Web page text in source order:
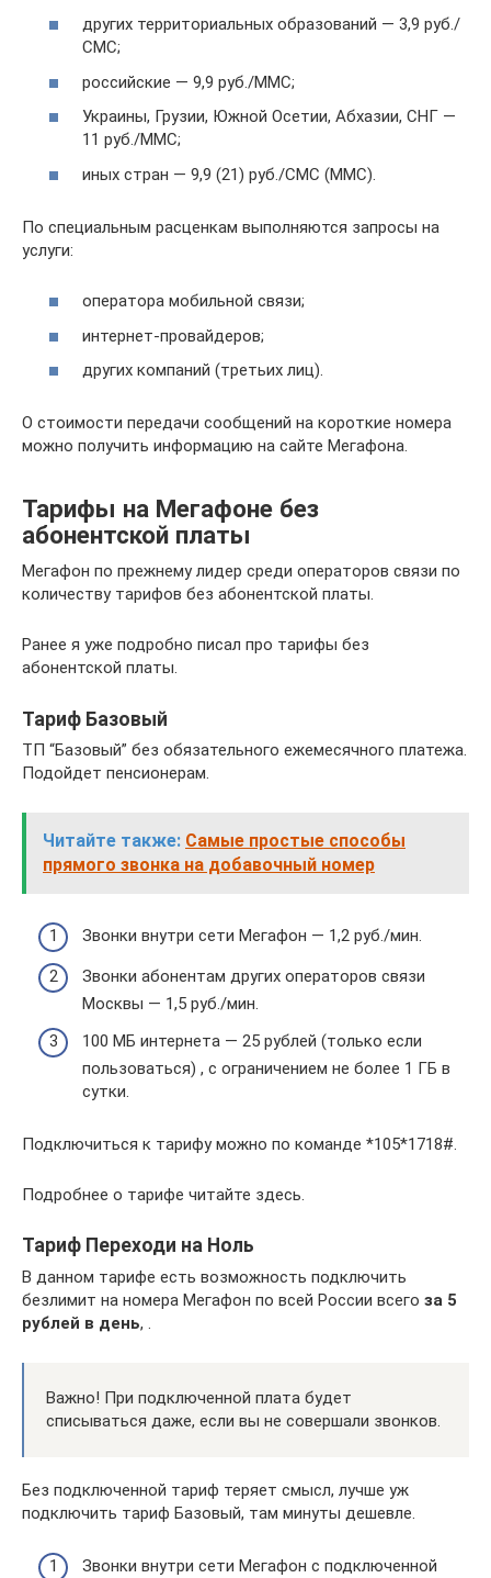
других территориальных образований — 3,9 руб./
СМС;
российские — 9,9 руб./ММС;
Украины, Грузии, Южной Осетии, Абхазии, СНГ —
11 руб./ММС;
иных стран — 9,9 (21) руб./СМС (ММС).
По специальным расценкам выполняются запросы на
услуги:
оператора мобильной связи;
интернет-провайдеров;
других компаний (третьих лиц).
О стоимости передачи сообщений на короткие номера
можно получить информацию на сайте Мегафона.
Тарифы на Мегафоне без
абонентской платы
Мегафон по прежнему лидер среди операторов связи по
количеству тарифов без абонентской платы.
Ранее я уже подробно писал про тарифы без
абонентской платы.
Тариф Базовый
ТП “Базовый” без обязательного ежемесячного платежа.
Подойдет пенсионерам.
Читайте также: Самые простые способы
прямого звонка на добавочный номер
Звонки внутри сети Мегафон — 1,2 руб./мин.
Звонки абонентам других операторов связи
Москвы — 1,5 руб./мин.
100 МБ интернета — 25 рублей (только если
пользоваться) , с ограничением не более 1 ГБ в
сутки.
Подключиться к тарифу можно по команде *105*1718#.
Подробнее о тарифе читайте здесь.
Тариф Переходи на Ноль
В данном тарифе есть возможность подключить
безлимит на номера Мегафон по всей России всего за 5
рублей в день, .
Важно! При подключенной плата будет
списываться даже, если вы не совершали звонков.
Без подключенной тариф теряет смысл, лучше уж
подключить тариф Базовый, там минуты дешевле.
Звонки внутри сети Мегафон с подключенной